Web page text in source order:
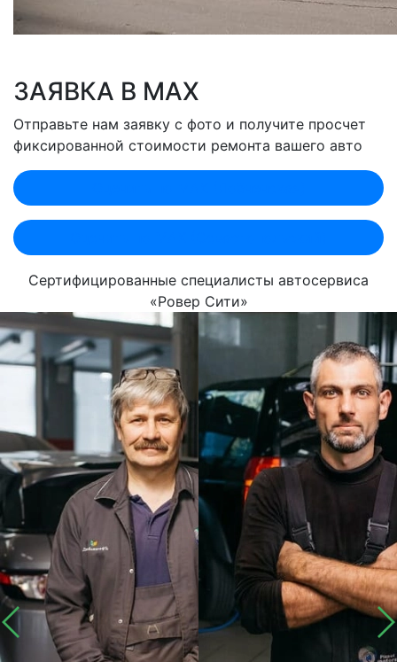
ЗАЯВКА В MAX
Отправьте нам заявку с фото и получите просчет
фиксированной стоимости ремонта вашего авто
Сертифицированные специалисты автосервиса
«Ровер Сити»